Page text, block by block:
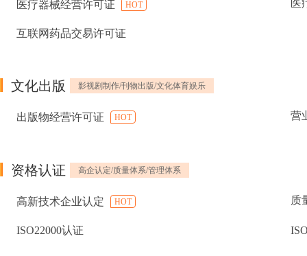
医疗器械经营许可证 HOT 医
互联网药品交易许可证
文化出版 影视剧制作/刊物出版/文化体育娱乐
出版物经营许可证 HOT 营
资格认证 高企认定/质量体系/管理体系
高新技术企业认定 HOT 质
ISO22000认证